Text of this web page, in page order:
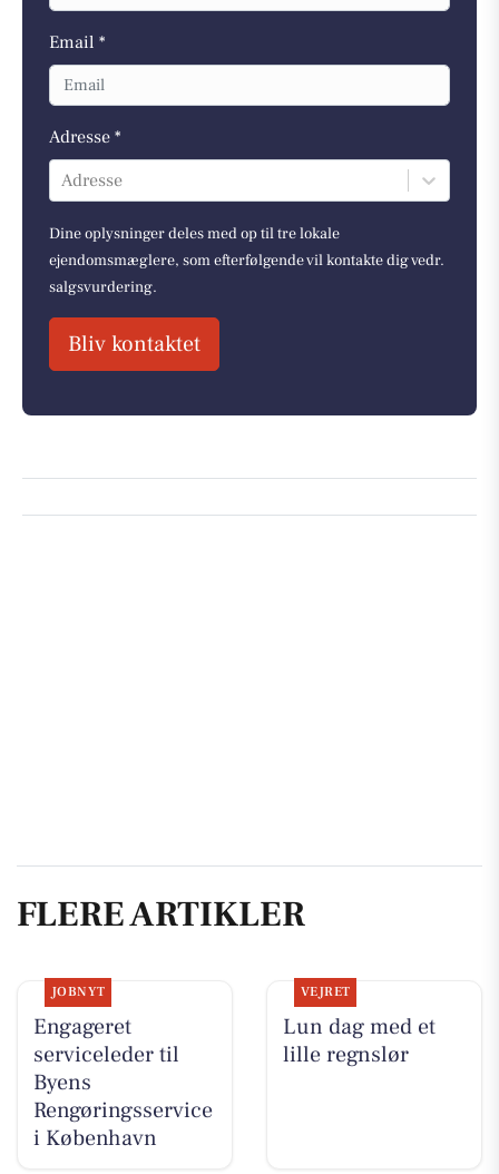
Email *
Adresse *
Adresse
Dine oplysninger deles med op til tre lokale
ejendomsmæglere, som efterfølgende vil kontakte dig vedr.
salgsvurdering.
Bliv kontaktet
FLERE ARTIKLER
JOBNYT
Engageret
serviceleder til
Byens
Rengøringsservice
i København
VEJRET
Lun dag med et
lille regnslør